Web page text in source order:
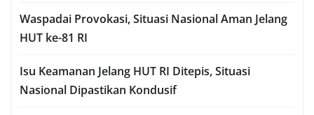
Waspadai Provokasi, Situasi Nasional Aman Jelang
HUT ke-81 RI
Isu Keamanan Jelang HUT RI Ditepis, Situasi
Nasional Dipastikan Kondusif